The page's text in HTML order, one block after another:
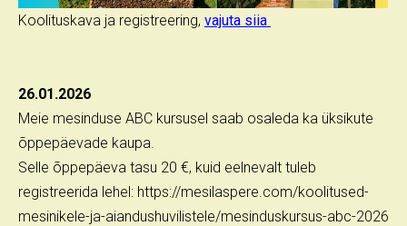
Koolituskava ja registreering, vajuta siia
26.01.2026
Meie mesinduse ABC kursusel saab osaleda ka üksikute
õppepäevade kaupa.
Selle õppepäeva tasu 20 €, kuid eelnevalt tuleb
registreerida lehel: https://mesilaspere.com/koolitused-
mesinikele-ja-aiandushuvilistele/mesinduskursus-abc-2026